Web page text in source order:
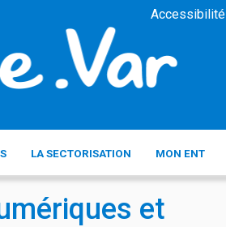
Accessibilité
LA SECTORISATION MON ENT
et